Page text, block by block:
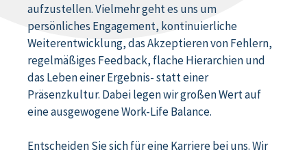
aufzustellen. Vielmehr geht es uns um
persönliches Engagement, kontinuierliche
Weiterentwicklung, das Akzeptieren von Fehlern,
regelmäßiges Feedback, flache Hierarchien und
das Leben einer Ergebnis- statt einer
Präsenzkultur. Dabei legen wir großen Wert auf
eine ausgewogene Work-Life Balance.
Entscheiden Sie sich für eine Karriere bei uns. Wir